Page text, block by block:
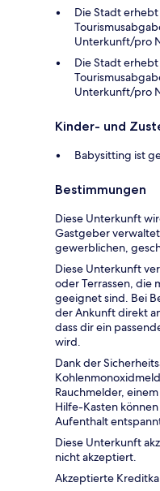
Die Stadt erhebt
Unterkunft/pro
Die Stadt
Unterkunft/pro
Kinder- und
Babysitting ist
Bestimmungen
Diese Unterkunft
Gastgeber
gewerblichen,
Diese Unterkunft
oder Terrassen, die
geeignet sind. Bei
der Ankunft direkt
dass dir ein
wird.
Dank der
Rauchmelder,
Hilfe-Kasten
Aufenthalt
Diese Unterkunft
nicht akzeptiert.
Akzeptierte